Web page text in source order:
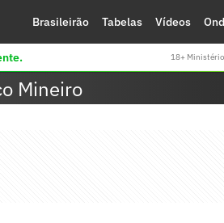
Brasileirão Tabelas Vídeos
18+
Mineiro